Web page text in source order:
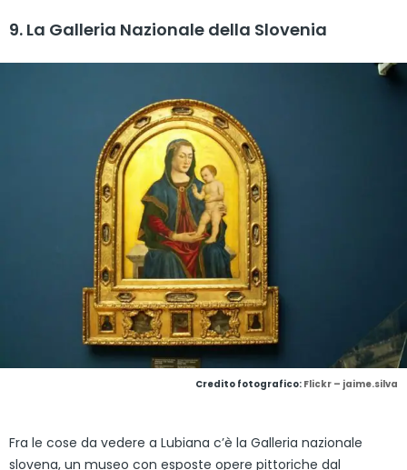
9. La Galleria Nazionale della Slovenia
Credito fotografico: Flickr – jaime.silva
Fra le cose da vedere a Lubiana c’è la Galleria nazionale
slovena, un museo con esposte opere pittoriche dal